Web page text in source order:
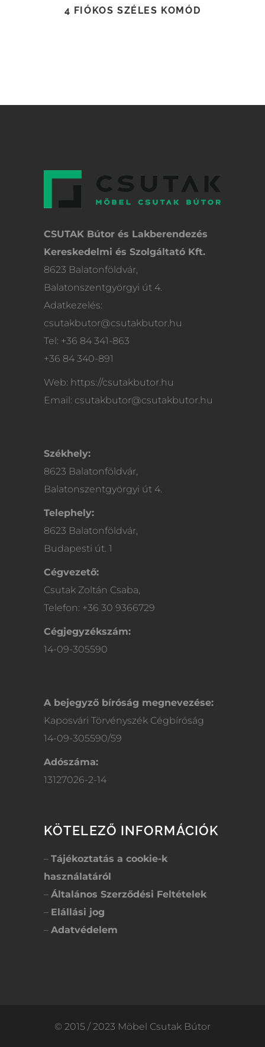
4 FIÓKOS SZÉLES KOMÓD
CSUTAK Bútor és Lakberendezés
Kereskedelmi és Szolgáltató Kft.
8623 Balatonföldvár,
Balatonszentgyörgyi út 4.
Adatkezelés:
csutakbutor@csutakbutor.hu
Tel: +36 84 341-863
+36 84 340-891
Web: https://csutakbutor.hu
Email: csutakbutor@csutakbutor.hu
Székhely:
8623 Balatonföldvár,
Balatonszentgyörgyi út 4.
Telephely:
8623 Balatonföldvár,
Budapesti út. 1
Cégvezető:
Csutak Zoltán Csaba,
Telefon: +36 30 9366729
Cégjegyzékszám:
14-09-305590
A bejegyző bíróság megnevezése:
Kaposvári Törvényszék Cégbíróság
14-09-305590/59
Adószáma:
13127026-2-14
KÖTELEZŐ INFORMÁCIÓK
– Tájékoztatás a cookie-k
használatáról
– Általános Szerződési Feltételek
– Elállási jog
– Adatvédelem
© 2015 / 2023 Möbel Csutak Bútor